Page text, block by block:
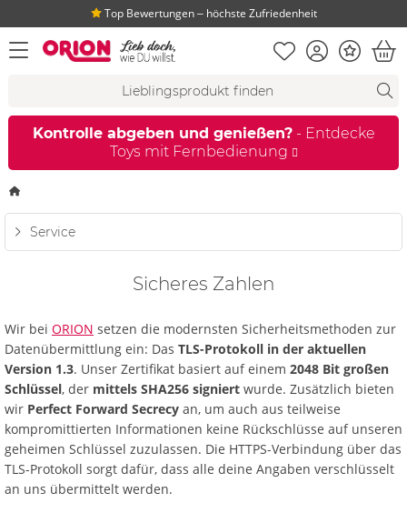
Top Bewertungen ‒ höchste Zufriedenheit
Menü öffnen Merkliste
KontoBonus
Kontrolle abgeben und genießen?- Entdecke
Toys mit Fernbedienung
Startseite
Service
Sicheres Zahlen
Wir bei ORION setzen die modernsten Sicherheitsmethoden zur
Datenübermittlung ein: Das TLS-Protokoll in der aktuellen
Version 1.3. Unser Zertifikat basiert auf einem 2048 Bit großen
Schlüssel, der mittels SHA256 signiert wurde. Zusätzlich bieten
wir Perfect Forward Secrecy an, um auch aus teilweise
kompromittierten Informationen keine Rückschlüsse auf unseren
geheimen Schlüssel zuzulassen. Die HTTPS-Verbindung über das
TLS-Protokoll sorgt dafür, dass alle deine Angaben verschlüsselt
an uns übermittelt werden.